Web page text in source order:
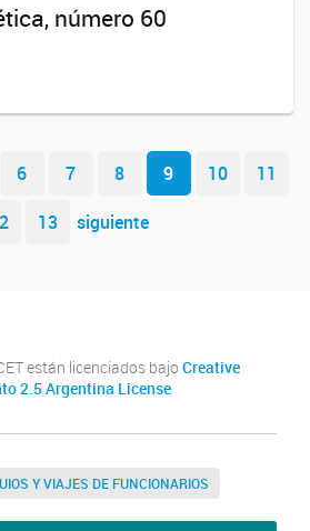
número 60
6 7 8 9 10
11
13 siguiente
están licenciados bajo Creative
2.5 Argentina License
Y VIAJES DE FUNCIONARIOS